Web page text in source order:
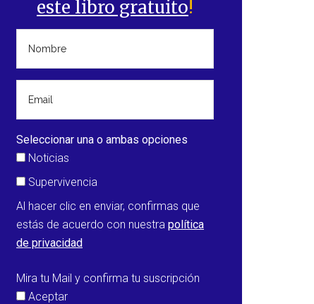
este libro gratuito!
Seleccionar una o ambas opciones
Noticias
Supervivencia
Al hacer clic en enviar, confirmas que
estás de acuerdo con nuestra política
de privacidad
Mira tu Mail y confirma tu suscripción
Aceptar